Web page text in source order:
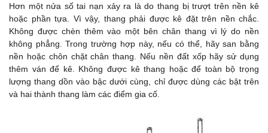
Hơn một nửa số tai nạn xảy ra là do thang bị trượt trên nền kê
hoặc phần tựa. Vì vậy, thang phải được kê đặt trên nền chắc.
Không được chèn thêm vào một bên chân thang vì lý do nền
không phẳng. Trong trường hợp này, nếu có thể, hãy san bằng
nền hoặc chôn chặt chân thang. Nếu nền đất xốp hãy sử dụng
thêm ván để kê. Không được kê thang hoặc để toàn bộ trọng
lượng thang dồn vào bậc dưới cùng, chỉ được dùng các bật trên
và hai thành thang làm các điểm gia cố.